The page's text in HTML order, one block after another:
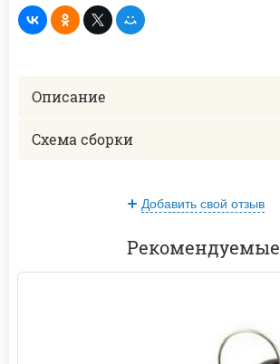
Описание
Схема сборки
Добавить свой отзыв
Рекомендуемые